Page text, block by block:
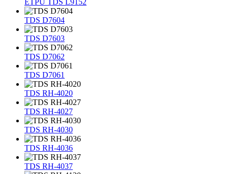
ETPU TDS L9152
TDS D7604
TDS D7603
TDS D7062
TDS D7061
TDS RH-4020
TDS RH-4027
TDS RH-4030
TDS RH-4036
TDS RH-4037